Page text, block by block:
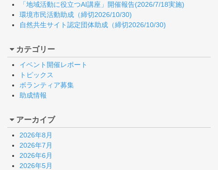
「地域活動に役立つAI講座」開催報告(2026/7/18実施)
環境市民活動助成（締切2026/10/30)
自然共生サイト認定団体助成（締切2026/10/30)
カテゴリー
イベント開催レポート
トピックス
ボランティア募集
助成情報
アーカイブ
2026年8月
2026年7月
2026年6月
2026年5月